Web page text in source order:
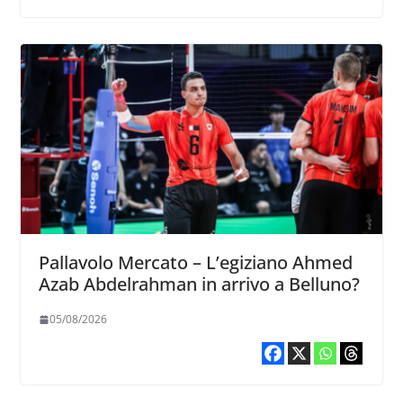
Pallavolo Mercato – L’egiziano Ahmed
Azab Abdelrahman in arrivo a Belluno?
05/08/2026